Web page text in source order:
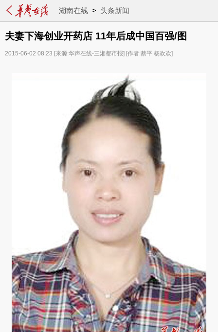
湖南在线> 头条新闻
夫妻下海创业开药店 11年后成中国百强/图
2015-06-02 08:23 [来源:华声在线-三湘都市报] [作者:蔡平 杨欢欢]